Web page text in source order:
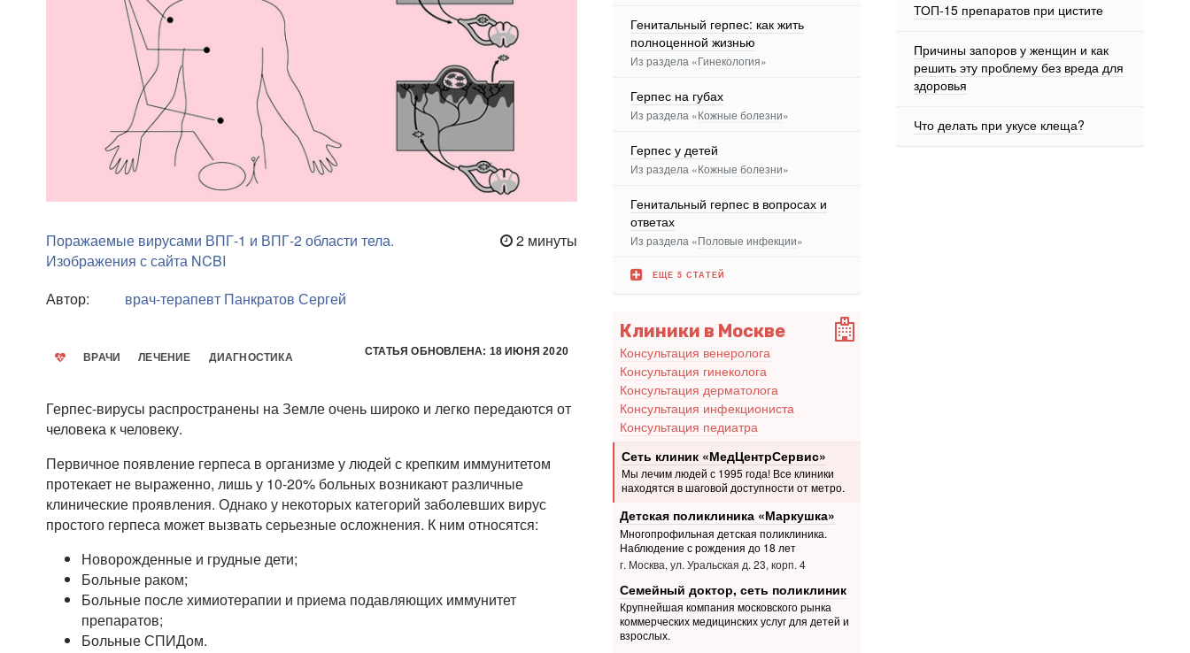
Поражаемые вирусами ВПГ-1 и ВПГ-2 области тела.
Изображения с сайта NCBI
2 минуты
Автор: врач-терапевт Панкратов Сергей
ВРАЧИ ЛЕЧЕНИЕ ДИАГНОСТИКА СТАТЬЯ ОБНОВЛЕНА: 18 ИЮНЯ 2020
Герпес-вирусы распространены на Земле очень широко и легко передаются от
человека к человеку.
Первичное появление герпеса в организме у людей с крепким иммунитетом
протекает не выраженно, лишь у 10-20% больных возникают различные
клинические проявления. Однако у некоторых категорий заболевших вирус
простого герпеса может вызвать серьезные осложнения. К ним относятся:
Новорожденные и грудные дети;
Больные раком;
Больные после химиотерапии и приема подавляющих иммунитет
препаратов;
Больные СПИДом.
Генитальный герпес: как жить
полноценной жизнью
Из раздела «Гинекология»
Герпес на губах
Из раздела «Кожные болезни»
Герпес у детей
Из раздела «Кожные болезни»
Генитальный герпес в вопросах и
ответах
Из раздела «Половые инфекции»
ЕЩЕ 5 СТАТЕЙ
Клиники в Москве
Консультация венеролога
Консультация гинеколога
Консультация дерматолога
Консультация инфекциониста
Консультация педиатра
Сеть клиник «МедЦентрСервис»
Мы лечим людей с 1995 года! Все клиники
находятся в шаговой доступности от метро.
Детская поликлиника «Маркушка»
Многопрофильная детская поликлиника.
Наблюдение с рождения до 18 лет
г. Москва, ул. Уральская д. 23, корп. 4
Семейный доктор, сеть поликлиник
Крупнейшая компания московского рынка
коммерческих медицинских услуг для детей и
взрослых.
ТОП-15 препаратов при цистите
Причины запоров у женщин и как
решить эту проблему без вреда для
здоровья
Что делать при укусе клеща?